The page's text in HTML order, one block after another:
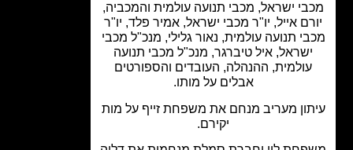
ישראל, מכבי תנועה עולמית והמכביה,
אייל, יו"ר מכבי ישראל, אמיר פלד, יו"ר
תנועה עולמית, נאור גלילי, מנכ"ל מכבי
איל טיברגר, מנכ"ל מכבי תנועה
עולמית, ההנהלה, העובדים והספורטים
אבלים על מותו.
מעריב מנחם את משפחת זייף על מות